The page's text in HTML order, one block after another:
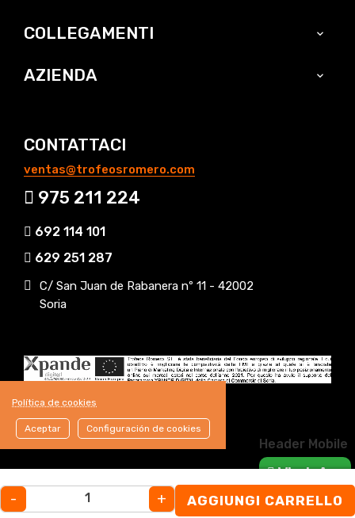
Política de cookies
Aceptar Configuración de cookies
Header Mobile
WhatsApp
- + AGGIUNGI CARRELLO
COLLEGAMENTI 
AZIENDA 
CONTATTACI
ventas@trofeosromero.com
975 211 224
692 114 101
629 251 287
C/ San Juan de Rabanera nº 11 - 42002
Soria